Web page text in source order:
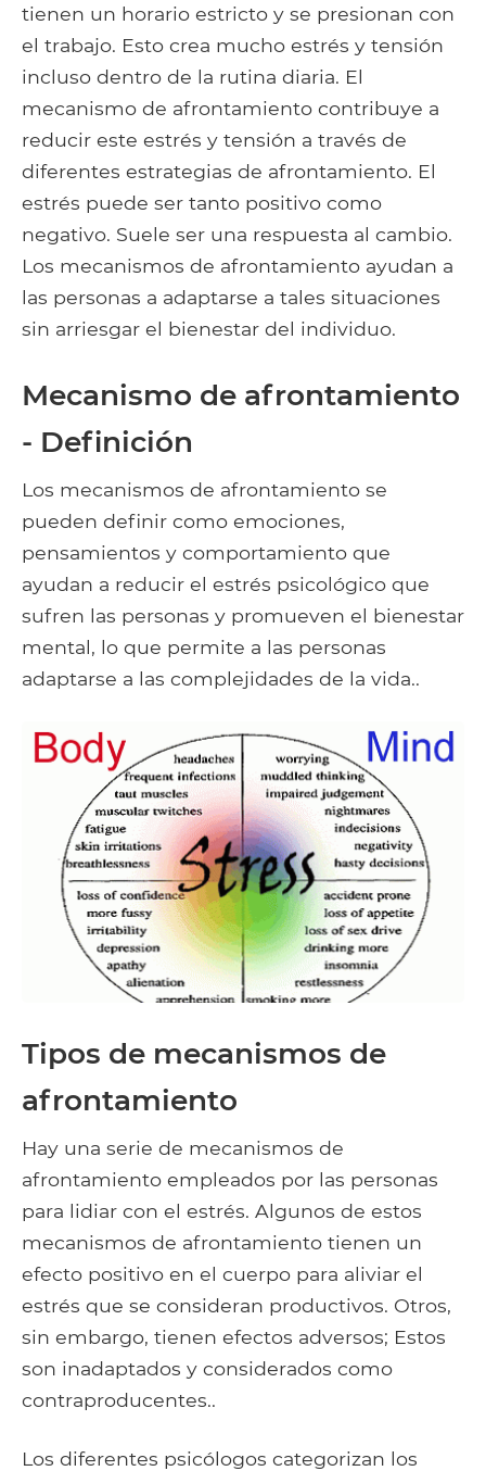
tienen un horario estricto y se presionan con
el trabajo. Esto crea mucho estrés y tensión
incluso dentro de la rutina diaria. El
mecanismo de afrontamiento contribuye a
reducir este estrés y tensión a través de
diferentes estrategias de afrontamiento. El
estrés puede ser tanto positivo como
negativo. Suele ser una respuesta al cambio.
Los mecanismos de afrontamiento ayudan a
las personas a adaptarse a tales situaciones
sin arriesgar el bienestar del individuo.
Mecanismo de afrontamiento
- Definición
Los mecanismos de afrontamiento se
pueden definir como emociones,
pensamientos y comportamiento que
ayudan a reducir el estrés psicológico que
sufren las personas y promueven el bienestar
mental, lo que permite a las personas
adaptarse a las complejidades de la vida..
Tipos de mecanismos de
afrontamiento
Hay una serie de mecanismos de
afrontamiento empleados por las personas
para lidiar con el estrés. Algunos de estos
mecanismos de afrontamiento tienen un
efecto positivo en el cuerpo para aliviar el
estrés que se consideran productivos. Otros,
sin embargo, tienen efectos adversos; Estos
son inadaptados y considerados como
contraproducentes..
Los diferentes psicólogos categorizan los